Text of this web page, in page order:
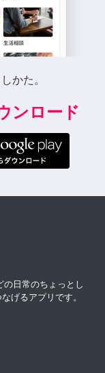
かた。
ンロード
日常のちょっとし
げるアプリです。